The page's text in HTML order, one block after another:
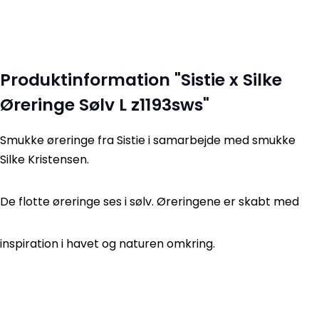
Produktinformation "Sistie x Silke
Øreringe Sølv L z1193sws"
Smukke øreringe fra Sistie i samarbejde med smukke
Silke Kristensen.
De flotte øreringe ses i sølv. Øreringene er skabt med
inspiration i havet og naturen omkring.